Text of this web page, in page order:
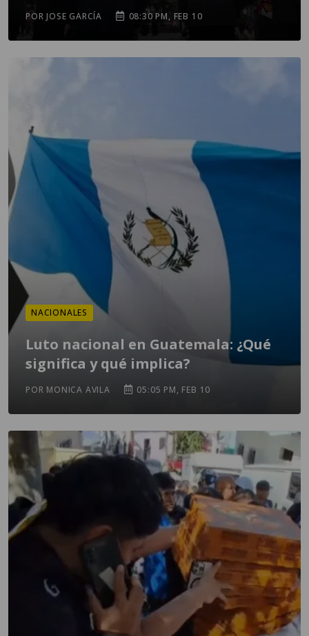
POR JOSE GARCÍA 08:30 PM, FEB 10
NACIONALES
Luto nacional en Guatemala: ¿Qué
significa y qué implica?
POR MONICA AVILA 05:05 PM, FEB 10